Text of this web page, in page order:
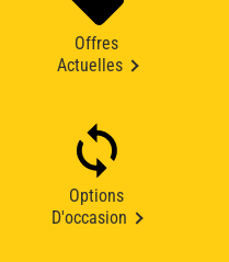
Offres
Actuelles
Options
D'occasion